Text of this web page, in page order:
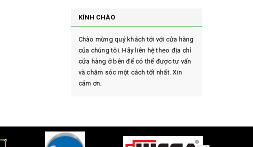
KÍNH CHÀO
Chào mừng quý khách tới với cửa hàng
của chúng tôi. Hãy liên hệ theo địa chỉ
cửa hàng ở bên để có thể được tư vấn
và chăm sóc một cách tốt nhất. Xin
cảm ơn.